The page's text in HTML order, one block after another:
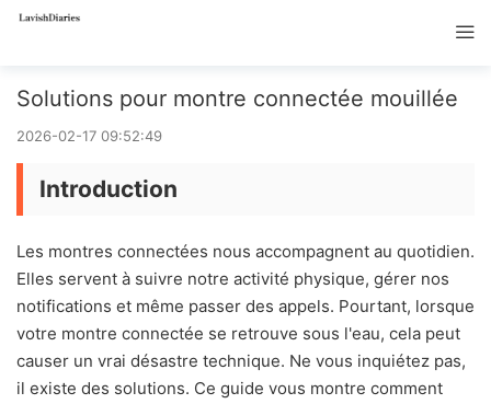
Solutions pour montre connectée mouillée
2026-02-17 09:52:49
Introduction
Les montres connectées nous accompagnent au quotidien.
Elles servent à suivre notre activité physique, gérer nos
notifications et même passer des appels. Pourtant, lorsque
votre montre connectée se retrouve sous l'eau, cela peut
causer un vrai désastre technique. Ne vous inquiétez pas,
il existe des solutions. Ce guide vous montre comment